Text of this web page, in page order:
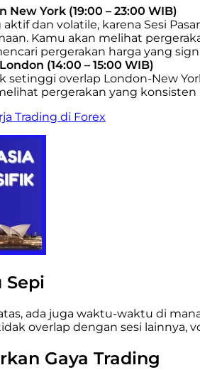
New York (19:00 – 23:00 WIB)
dan volatile, karena Sesi
Kamu akan melihat
pergerakan harga yang
(14:00 – 15:00 WIB)
setinggi overlap London-New
pergerakan yang
Trading di Forex
Sepi
ada juga waktu-waktu di
overlap dengan sesi lainnya,
Gaya Trading